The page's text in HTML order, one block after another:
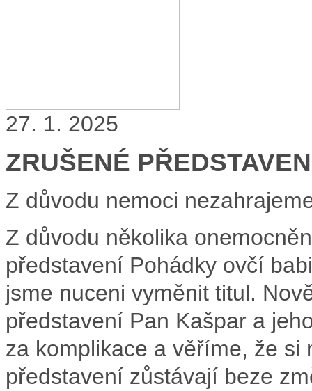
27. 1. 2025
ZRUŠENÉ
Z důvodu nemoci
Z důvodu několika
představení Pohádky ovčí
jsme nuceni vyměnit titul.
představení Pan Kašpar a
za komplikace a věříme, že
představení zůstávají beze